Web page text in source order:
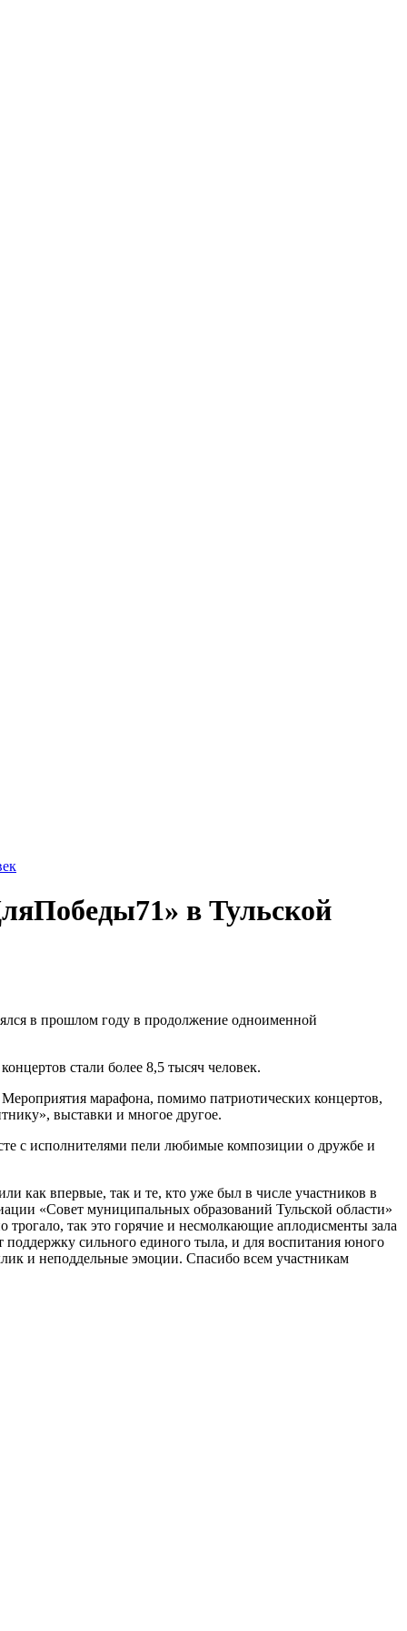
в Тульской
в прошлом году в продолжение одноименной
стали более 8,5 тысяч человек.
марафона, помимо патриотических концертов,
выставки и многое другое.
с исполнителями пели любимые композиции о дружбе и
как впервые, так и те, кто уже был в числе участников в
«Совет муниципальных образований Тульской области»
так это горячие и несмолкающие аплодисменты зала
сильного единого тыла, и для воспитания юного
и неподдельные эмоции. Спасибо всем участникам